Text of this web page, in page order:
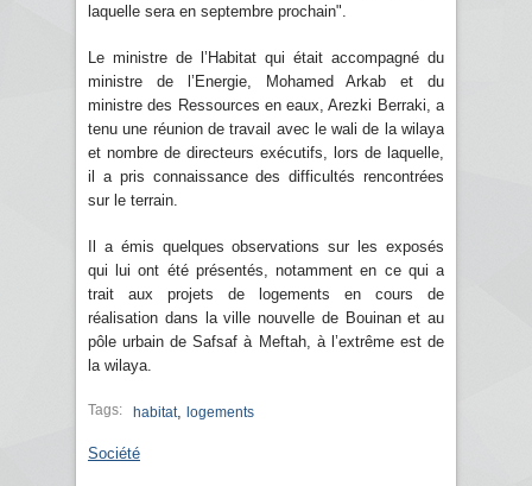
laquelle sera en septembre prochain".
Le ministre de l’Habitat qui était accompagné du
ministre de l’Energie, Mohamed Arkab et du
ministre des Ressources en eaux, Arezki Berraki, a
tenu une réunion de travail avec le wali de la wilaya
et nombre de directeurs exécutifs, lors de laquelle,
il a pris connaissance des difficultés rencontrées
sur le terrain.
Il a émis quelques observations sur les exposés
qui lui ont été présentés, notamment en ce qui a
trait aux projets de logements en cours de
réalisation dans la ville nouvelle de Bouinan et au
pôle urbain de Safsaf à Meftah, à l’extrême est de
la wilaya.
Tags: habitat, logements
Société